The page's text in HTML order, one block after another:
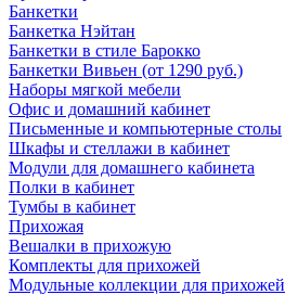
Банкетки
Банкетка Нэйтан
Банкетки в стиле Барокко
Банкетки Вивьен (от 1290 руб.)
Наборы мягкой мебели
Офис и домашний кабинет
Письменные и компьютерные столы
Шкафы и стеллажи в кабинет
Модули для домашнего кабинета
Полки в кабинет
Тумбы в кабинет
Прихожая
Вешалки в прихожую
Комплекты для прихожей
Модульные коллекции для прихожей